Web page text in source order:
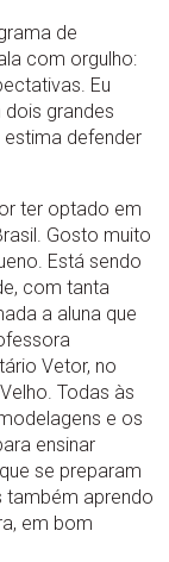
de
com orgulho:
Eu
grandes
estima defender
ter optado em
Gosto muito
Está sendo
com tanta
a aluna que
Vetor, no
Todas às
e os
ensinar
se preparam
também aprendo
em bom